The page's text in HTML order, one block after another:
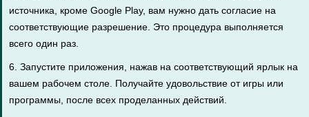
источника, кроме Google Play, вам нужно дать согласие на
соответствующие разрешение. Это процедура выполняется
всего один раз.
6. Запустите приложения, нажав на соответствующий ярлык на
вашем рабочем столе. Получайте удовольствие от игры или
программы, после всех проделанных действий.